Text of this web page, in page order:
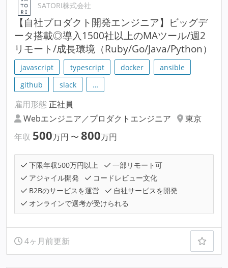
SATORI株式会社
【自社プロダクト開発エンジニア】ビッグデ
ータ搭載◎導入1500社以上のMAツール/週2
リモート/成長環境（Ruby/Go/Java/Python）
javascript typescript docker
ansible
github
slack …
雇用形態 正社員
Webエンジニア／プロダクトエンジニア
東京
年収 500万円 〜 800万円
下限年収500万円以上
一部リモート可
アジャイル開発
コードレビュー文化
B2Bのサービスを運営
自社サービスを開発
オンラインで選考が受けられる
4ヶ月前更新